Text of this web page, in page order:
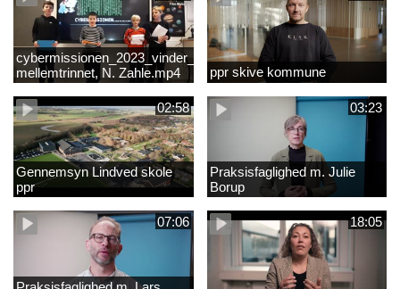
cybermissionen_2023_vinder_Vinder
mellemtrinnet, N. Zahle.mp4
ppr skive kommune
02:58
Gennemsyn Lindved skole
ppr
03:23
Praksisfaglighed m. Julie
Borup
07:06 18:05